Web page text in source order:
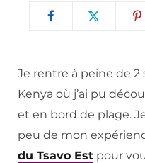
Je rentre à peine de 2
Kenya où j’ai pu
et en bord de plage.
peu de mon
du Tsavo Est pour